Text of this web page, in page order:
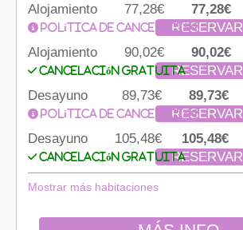
Alojamiento
77,28€
77,28€
RESERVAR
Política de cancelación
Alojamiento 90,02€
90,02€
RESERVAR
Cancelación gratuita
Desayuno 89,73€
89,73€
RESERVAR
Política de cancelación
Desayuno 105,48€
105,48€
RESERVAR
Cancelación gratuita
Mostrar más habitaciones